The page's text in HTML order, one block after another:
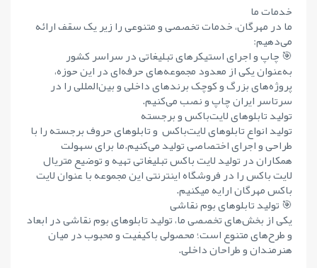
خدمات ما
ما در مهرگان، خدمات تخصصی و متنوعی را زیر یک سقف ارائه
می‌دهیم:
🎯 چاپ و اجرای استیکرهای تبلیغاتی در سراسر کشور
به‌عنوان یکی از معدود مجموعه‌های حرفه‌ای در این حوزه،
پروژه‌های بزرگ و کوچک برندهای داخلی و بین‌المللی را در
سرتاسر ایران چاپ و نصب می‌کنیم.
تولید تابلوهای لایت‌باکس و برجسته
تولید انواع تابلوهای لایت‌باکس و تابلوهای حروف برجسته را با
طراحی و اجرای اختصاصی تولید می‌کنیم.ما برای سهولت
همکاران در تولید لایت باکس تبلیغاتی تهیه و توضیع متریال
لایت باکس را در فروشگاه اینترنتی این مجموعه با عنوان لایت
باکس مهرگان ارایه میکنیم.
🎯 تولید تابلوهای بوم نقاشی
یکی از بخش‌های تخصصی ما، تولید تابلوهای بوم نقاشی در ابعاد
و طرح‌های متنوع است؛ محصولی باکیفیت و محبوب در میان
هنرمندان و طراحان داخلی.